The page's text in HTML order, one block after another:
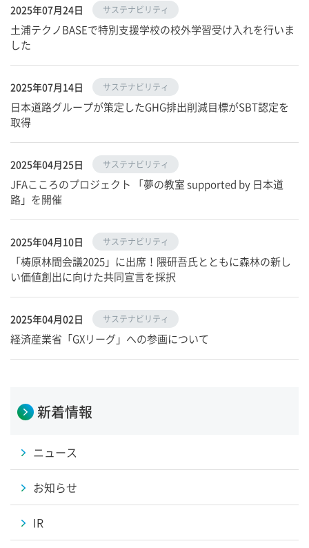
2025年07月24日 サステナビリティ
土浦テクノBASEで特別支援学校の校外学習受け入れを行いま
した
2025年07月14日 サステナビリティ
日本道路グループが策定したGHG排出削減目標がSBT認定を
取得
2025年04月25日 サステナビリティ
JFAこころのプロジェクト 「夢の教室 supported by 日本道
路」を開催
2025年04月10日 サステナビリティ
「梼原林間会議2025」に出席！隈研吾氏とともに森林の新し
い価値創出に向けた共同宣言を採択
2025年04月02日 サステナビリティ
経済産業省「GXリーグ」への参画について
新着情報
ニュース
お知らせ
IR